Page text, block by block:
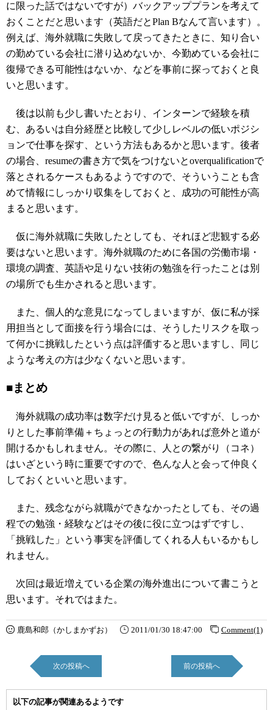
に限った話ではないですが）バックアッププランを考えて
おくことだと思います（英語だとPlan Bなんて言います）。
例えば、海外就職に失敗して戻ってきたときに、知り合い
の勤めている会社に潜り込めないか、今勤めている会社に
復帰できる可能性はないか、などを事前に探っておくと良
いと思います。
後は以前も少し書いたとおり、インターンで経験を積
む、あるいは自分経歴と比較して少しレベルの低いポジシ
ョンで仕事を探す、という方法もあるかと思います。後者
の場合、resumeの書き方で気をつけないとoverqualificationで
落とされるケースもあるようですので、そういうことも含
めて情報にしっかり収集をしておくと、成功の可能性が高
まると思います。
仮に海外就職に失敗したとしても、それほど悲観する必
要はないと思います。海外就職のために各国の労働市場・
環境の調査、英語や足りない技術の勉強を行ったことは別
の場所でも生かされると思います。
また、個人的な意見になってしまいますが、仮に私が採
用担当として面接を行う場合には、そうしたリスクを取っ
て何かに挑戦したという点は評価すると思いますし、同じ
ような考えの方は少なくないと思います。
■まとめ
海外就職の成功率は数字だけ見ると低いですが、しっか
りとした事前準備＋ちょっとの行動力があれば意外と道が
開けるかもしれません。その際に、人との繋がり（コネ）
はいざという時に重要ですので、色んな人と会って仲良く
しておくといいと思います。
また、残念ながら就職ができなかったとしても、その過
程での勉強・経験などはその後に役に立つはずですし、
「挑戦した」という事実を評価してくれる人もいるかもし
れません。
次回は最近増えている企業の海外進出について書こうと
思います。それではまた。
鹿島和郎（かしまかずお） 2011/01/30 18:47:00 Comment(1)
次の投稿へ 前の投稿へ
以下の記事が関連あるようです